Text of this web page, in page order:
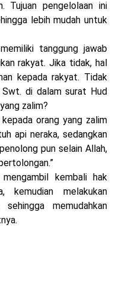
Tujuan pengelolaan ini
lebih mudah untuk
tanggung jawab
rakyat. Jika tidak, hal
kepada rakyat. Tidak
di dalam surat Hud
zalim?
orang yang zalim
api neraka, sedangkan
pun selain Allah,
kembali hak
kemudian melakukan
memudahkan